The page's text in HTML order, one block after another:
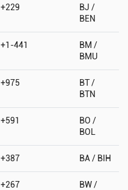
+229
BJ /
BEN
+1-441
BM /
BMU
+975
BT /
BTN
+591
BO /
BOL
+387 BA / BIH
+267
BW /